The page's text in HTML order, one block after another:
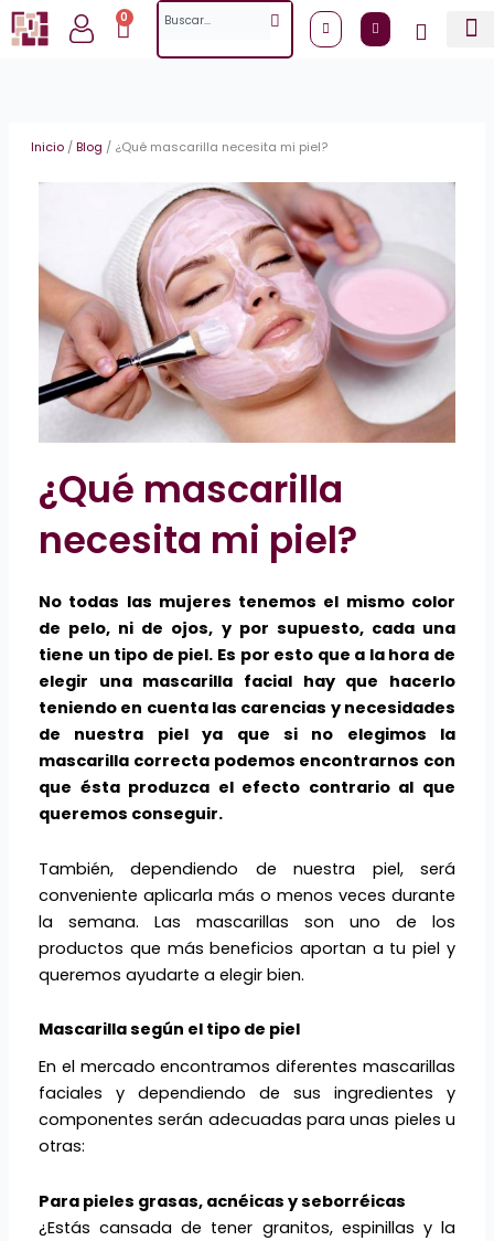
al
0
CartSearch
Inicio/Blog / ¿Qué mascarilla necesita mi piel?
¿Qué mascarilla
necesita mi piel?
No todas las mujeres tenemos el mismo color
de pelo, ni de ojos, y por supuesto, cada una
tiene un tipo de piel. Es por esto que a la hora de
elegir una mascarilla facial hay que hacerlo
teniendo en cuenta las carencias y necesidades
de nuestra piel ya que si no elegimos la
mascarilla correcta podemos encontrarnos con
que ésta produzca el efecto contrario al que
queremos conseguir.
También, dependiendo de nuestra piel, será
conveniente aplicarla más o menos veces durante
la semana. Las mascarillas son uno de los
productos que más beneficios aportan a tu piel y
queremos ayudarte a elegir bien.
Mascarilla según el tipo de piel
En el mercado encontramos diferentes mascarillas
faciales y dependiendo de sus ingredientes y
componentes serán adecuadas para unas pieles u
otras:
Para pieles grasas, acnéicas y seborréicas
¿Estás cansada de tener granitos, espinillas y la